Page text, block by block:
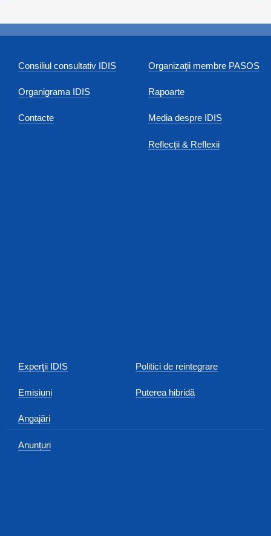
Consiliul consultativ IDIS
Organigrama IDIS
Contacte
Organizaţii membre PASOS
Rapoarte
Media despre IDIS
Reflecții & Reflexii
Experţii IDIS
Emisiuni
Angajări
Anunțuri
Politici de reintegrare
Puterea hibridă